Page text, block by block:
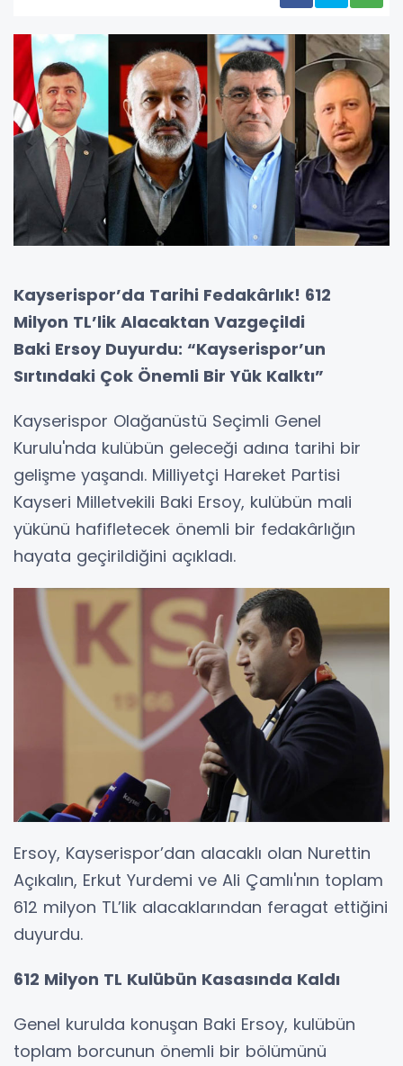
Kayserispor’da Tarihi Fedakârlık! 612
Milyon TL’lik Alacaktan Vazgeçildi
Baki Ersoy Duyurdu: “Kayserispor’un
Sırtındaki Çok Önemli Bir Yük Kalktı”
Kayserispor Olağanüstü Seçimli Genel
Kurulu'nda kulübün geleceği adına tarihi bir
gelişme yaşandı. Milliyetçi Hareket Partisi
Kayseri Milletvekili Baki Ersoy, kulübün mali
yükünü hafifletecek önemli bir fedakârlığın
hayata geçirildiğini açıkladı.
Ersoy, Kayserispor’dan alacaklı olan Nurettin
Açıkalın, Erkut Yurdemi ve Ali Çamlı'nın toplam
612 milyon TL’lik alacaklarından feragat ettiğini
duyurdu.
612 Milyon TL Kulübün Kasasında Kaldı
Genel kurulda konuşan Baki Ersoy, kulübün
toplam borcunun önemli bir bölümünü